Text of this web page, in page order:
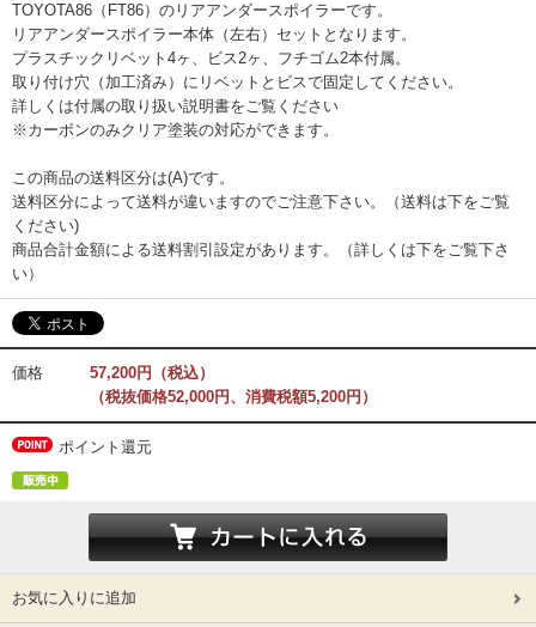
TOYOTA86（FT86）のリアアンダースポイラーです。
リアアンダースポイラー本体（左右）セットとなります。
プラスチックリベット4ヶ、ビス2ヶ、フチゴム2本付属。
取り付け穴（加工済み）にリベットとビスで固定してください。
詳しくは付属の取り扱い説明書をご覧ください
※カーボンのみクリア塗装の対応ができます。
この商品の送料区分は(A)です。
送料区分によって送料が違いますのでご注意下さい。（送料は下をご覧
ください)
商品合計金額による送料割引設定があります。（詳しくは下をご覧下さ
い）
価格
57,200円（税込）
（税抜価格52,000円、消費税額5,200円）
ポイント還元
お気に入りに追加